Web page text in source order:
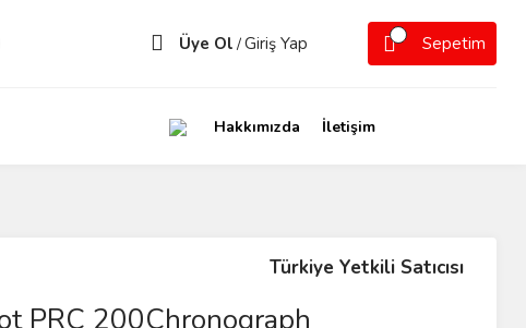
Üye Ol /Giriş Yap Sepetim
Hakkımızda İletişim
Türkiye Yetkili Satıcısı
PRC 200Chronograph